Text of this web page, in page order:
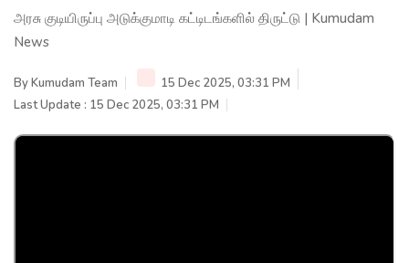
அரசு குடியிருப்பு அடுக்குமாடி கட்டிடங்களில் திருட்டு | Kumudam
News
ByKumudam Team
15 Dec 2025, 03:31 PM
Last Update : 15 Dec 2025, 03:31 PM